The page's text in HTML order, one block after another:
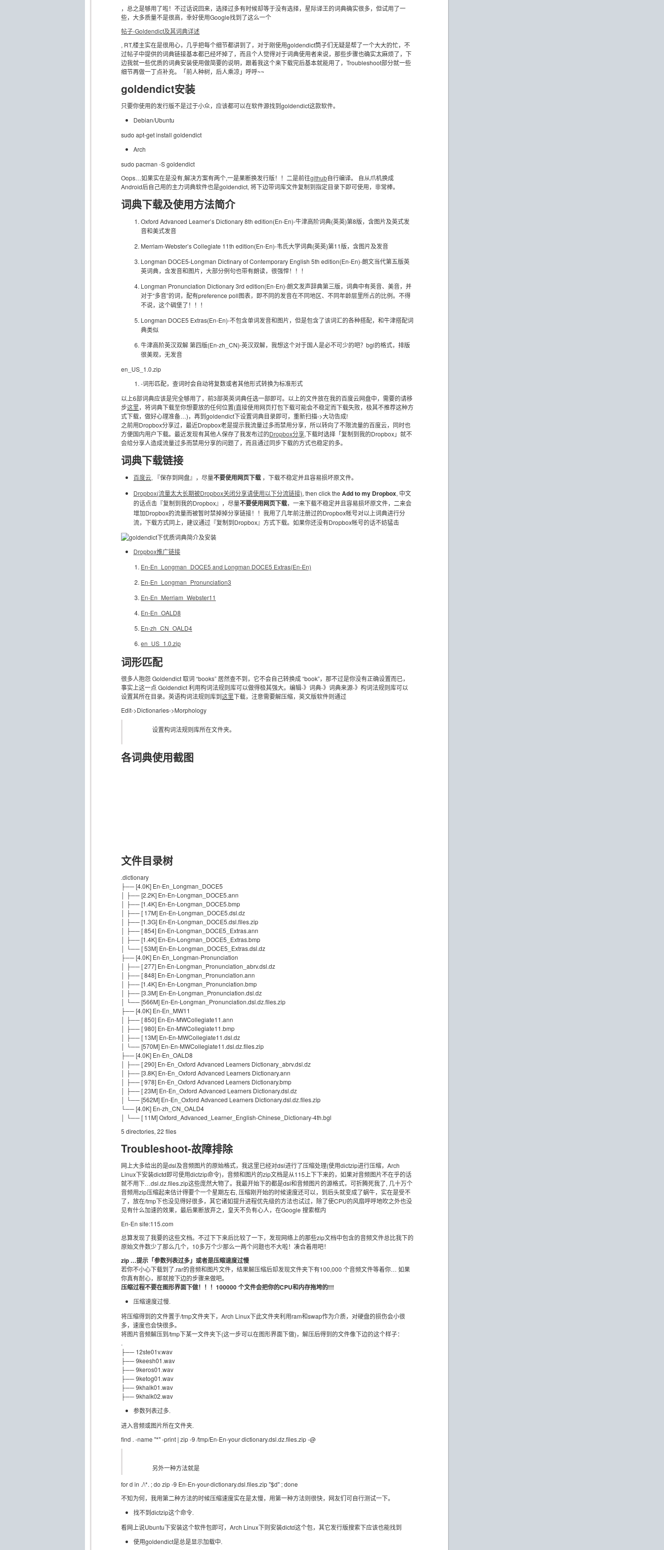
，总之是够用了啦！不过话说回来，选择过多有时候却等于没有选择，星际译王的词典确实很多，但试用了一
些，大多质量不是很高，幸好使用Google找到了这么一个
帖子-Goldendict及其词典详述
, RT,楼主实在是很用心，几乎把每个细节都讲到了，对于刚使用goldendict筒子们无疑是帮了一个大大的忙，不
过帖子中提供的词典链接基本都已经坏掉了，而且个人觉得对于词典使用者来说，那些步骤也确实太麻烦了，下
边我就一些优质的词典安装使用做简要的说明，跟着我这个来下载完后基本就能用了，Troubleshoot部分就一些
细节再做一丁点补充。「前人种树，后人乘凉」呼呼~~
goldendict安装
只要你使用的发行版不是过于小众，应该都可以在软件源找到goldendict这款软件。
Debian/Ubuntu
sudo apt-get install goldendict
Arch
sudo pacman -S goldendict
Oops…如果实在是没有,解决方案有两个,一是果断换发行版！！二是前往github自行编译。 自从爪机换成
Android后自己用的主力词典软件也是goldendict, 将下边带词库文件复制到指定目录下即可使用，非常棒。
词典下载及使用方法简介
Oxford Advanced Learner’s Dictionary 8th edition(En-En)-牛津高阶词典(英英)第8版，含图片及英式发
音和美式发音
Merriam-Webster’s Collegiate 11th edition(En-En)-韦氏大学词典(英英)第11版，含图片及发音
Longman DOCE5-Longman Dictinary of Contemporary English 5th edition(En-En)-朗文当代第五版英
英词典，含发音和图片，大部分例句也带有朗读，很强悍！！！
Longman Pronunciation Dictionary 3rd edition(En-En)-朗文发声辞典第三版，词典中有英音、美音，并
对于“多音”的词，配有preference poll图表，即不同的发音在不同地区、不同年龄层里所占的比例。不得
不说，这个碉堡了！！！
Longman DOCE5 Extras(En-En)-不包含单词发音和图片，但是包含了该词汇的各种搭配，和牛津搭配词
典类似
牛津高阶英汉双解 第四版(En-zh_CN)-英汉双解，我想这个对于国人是必不可少的吧？bgl的格式，排版
很美观，无发音
en_US_1.0.zip
-词形匹配，查词时会自动将复数或者其他形式转换为标准形式
以上6部词典应该是完全够用了，前3部英英词典任选一部即可。以上的文件放在我的百度云网盘中，需要的请移
步这里，将词典下载至你想要放的任何位置(直接使用网页打包下载可能会不稳定而下载失败，极其不推荐这种方
式下载，做好心理准备…)，再到goldendict下设置词典目录即可，重新扫描->大功告成!
之前用Dropbox分享过，最近Dropbox老是提示我流量过多而禁用分享，所以转向了不限流量的百度云，同时也
方便国内用户下载。最近发现有其他人保存了我发布过的Dropbox分享,下载时选择「复制到我的Dropbox」就不
会给分享人造成流量过多而禁用分享的问题了，而且通过同步下载的方式也稳定的多。
词典下载链接
百度云, 『保存到网盘』，尽量不要使用网页下载 ，下载不稳定并且容易损坏原文件。
Dropbox(流量太大长期被Dropbox关闭分享请使用以下分流链接), then click the Add to my Dropbox, 中文
的话点击『复制到我的Dropbox』，尽量不要使用网页下载，一来下载不稳定并且容易损坏原文件，二来会
增加Dropbox的流量而被暂时禁掉掉分享链接！！我用了几年前注册过的Dropbox帐号对以上词典进行分
流，下载方式同上，建议通过『复制到Dropbox』方式下载。如果你还没有Dropbox帐号的话不妨猛击
Dropbox推广链接
En-En_Longman_DOCE5 and Longman DOCE5 Extras(En-En)
En-En_Longman_Pronunciation3
En-En_Merriam_Webster11
En-En_OALD8
En-zh_CN_OALD4
en_US_1.0.zip
词形匹配
很多人抱怨 Goldendict 取词 “books” 居然查不到，它不会自己转换成 “book”，那不过是你没有正确设置而已，
事实上这一点 Goldendict 利用构词法规则库可以做得极其强大。编辑-》词典-》词典来源-》构词法规则库可以
设置其所在目录。英语构词法规则库到这里下载，注意需要解压缩，英文版软件则通过
Edit->Dictionaries->Morphology
设置构词法规则库所在文件夹。
各词典使用截图
文件目录树
.dictionary
├── [4.0K] En-En_Longman_DOCE5
│ ├── [2.2K] En-En-Longman_DOCE5.ann
│ ├── [1.4K] En-En-Longman_DOCE5.bmp
│ ├── [ 17M] En-En-Longman_DOCE5.dsl.dz
│ ├── [1.3G] En-En-Longman_DOCE5.dsl.files.zip
│ ├── [ 854] En-En-Longman_DOCE5_Extras.ann
│ ├── [1.4K] En-En-Longman_DOCE5_Extras.bmp
│ └── [ 53M] En-En-Longman_DOCE5_Extras.dsl.dz
├── [4.0K] En-En_Longman-Pronunciation
│ ├── [ 277] En-En-Longman_Pronunciation_abrv.dsl.dz
│ ├── [ 848] En-En-Longman_Pronunciation.ann
│ ├── [1.4K] En-En-Longman_Pronunciation.bmp
│ ├── [3.3M] En-En-Longman_Pronunciation.dsl.dz
│ └── [566M] En-En-Longman_Pronunciation.dsl.dz.files.zip
├── [4.0K] En-En_MW11
│ ├── [ 850] En-En-MWCollegiate11.ann
│ ├── [ 980] En-En-MWCollegiate11.bmp
│ ├── [ 13M] En-En-MWCollegiate11.dsl.dz
│ └── [570M] En-En-MWCollegiate11.dsl.dz.files.zip
├── [4.0K] En-En_OALD8
│ ├── [ 290] En-En_Oxford Advanced Learners Dictionary_abrv.dsl.dz
│ ├── [3.8K] En-En_Oxford Advanced Learners Dictionary.ann
│ ├── [ 978] En-En_Oxford Advanced Learners Dictionary.bmp
│ ├── [ 23M] En-En_Oxford Advanced Learners Dictionary.dsl.dz
│ └── [562M] En-En_Oxford Advanced Learners Dictionary.dsl.dz.files.zip
└── [4.0K] En-zh_CN_OALD4
│ └── [ 11M] Oxford_Advanced_Learner_English-Chinese_Dictionary-4th.bgl
5 directories, 22 files
Troubleshoot-故障排除
网上大多给出的是dsl及音频图片的原始格式，我这里已经对dsl进行了压缩处理(使用dictzip进行压缩，Arch
Linux下安装dictd即可使用dictzip命令)，音频和图片的zip文档是从115上下下来的，如果对音频图片不在乎的话
就不用下…dsl.dz.files.zip这些庞然大物了。我最开始下的都是dsl和音频图片的源格式，可折腾死我了, 几十万个
音频用zip压缩起来估计得要个一个星期左右, 压缩刚开始的时候速度还可以，到后头就变成了蜗牛，实在是受不
了，放在/tmp下也没见得好很多，其它诸如提升进程优先级的方法也试过，除了使CPU的风扇呼呼地吹之外也没
见有什么加速的效果，最后果断放弃之，皇天不负有心人，在Google 搜索框内
En-En site:115.com
总算发现了我要的这些文档。不过下下来后比较了一下，发现网络上的那些zip文档中包含的音频文件总比我下的
原始文件数少了那么几个，10多万个少那么一两个问题也不大啦！凑合着用吧！
zip …提示「参数列表过多」或者是压缩速度过慢
若你不小心下载到了.rar的音频和图片文件，结果解压缩后却发现文件夹下有100,000 个音频文件等着你… 如果
你真有耐心，那就按下边的步骤来做吧。
压缩过程不要在图形界面下做！！！100000 个文件会把你的CPU和内存拖垮的!!!
压缩速度过慢.
将压缩得到的文件置于/tmp文件夹下，Arch Linux下此文件夹利用ram和swap作为介质，对硬盘的损伤会小很
多，速度也会快很多。
将图片音频解压到/tmp下某一文件夹下(这一步可以在图形界面下做)，解压后得到的文件像下边的这个样子：
.
├── 12ste01v.wav
├── 9keesh01.wav
├── 9keros01.wav
├── 9ketog01.wav
├── 9khalk01.wav
├── 9khalk02.wav
参数列表过多.
进入音频或图片所在文件夹.
find . -name "*" -print | zip -9 /tmp/En-En-your dictionary.dsl.dz.files.zip -@
另外一种方法就是
for d in ./\*. ; do zip -9 En-En-your-dictionary.dsl.files.zip "$d" ; done
不知为何，我用第二种方法的时候压缩速度实在是太慢，用第一种方法则很快，网友们可自行测试一下。
找不到dictzip这个命令.
看网上说Ubuntu下安装这个软件包即可，Arch Linux下则安装dictd这个包，其它发行版搜索下应该也能找到
使用goldendict是总是显示加载中.